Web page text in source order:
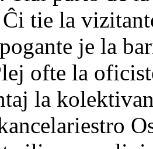
tie la
je la
ofte la
la